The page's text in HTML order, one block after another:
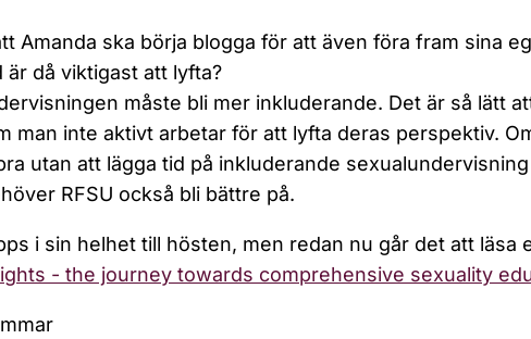
Amanda ska börja blogga för att även föra fram sina
är då viktigast att lyfta?
måste bli mer inkluderande. Det är så lätt
man inte aktivt arbetar för att lyfta deras perspektiv.
utan att lägga tid på inkluderande
RFSU också bli bättre på.
i sin helhet till hösten, men redan nu går det att läsa
- the journey towards comprehensive sexuality